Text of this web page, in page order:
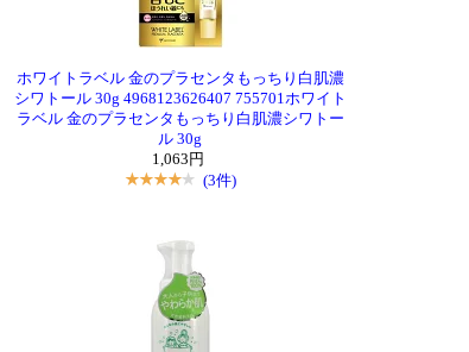
ホワイトラベル 金のプラセンタもっちり白肌濃
シワトール 30g 4968123626407 755701ホワイト
ラベル 金のプラセンタもっちり白肌濃シワトー
ル 30g
1,063円
(3件)